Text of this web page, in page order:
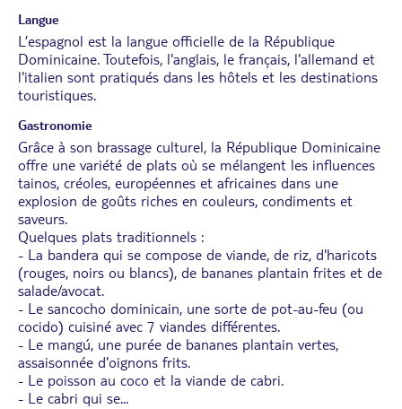
Langue
L’espagnol est la langue officielle de la République
Dominicaine. Toutefois, l'anglais, le français, l'allemand et
l'italien sont pratiqués dans les hôtels et les destinations
touristiques.
Gastronomie
Grâce à son brassage culturel, la République Dominicaine
offre une variété de plats où se mélangent les influences
tainos, créoles, européennes et africaines dans une
explosion de goûts riches en couleurs, condiments et
saveurs.
Quelques plats traditionnels :
- La bandera qui se compose de viande, de riz, d'haricots
(rouges, noirs ou blancs), de bananes plantain frites et de
salade/avocat.
- Le sancocho dominicain, une sorte de pot-au-feu (ou
cocido) cuisiné avec 7 viandes différentes.
- Le mangú, une purée de bananes plantain vertes,
assaisonnée d'oignons frits.
- Le poisson au coco et la viande de cabri.
- Le cabri qui se...